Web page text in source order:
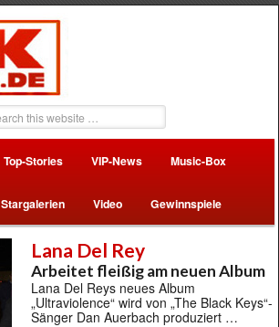
Top-Stories VIP-News Music-Box
Stargalerien Video Gewinnspiele
Lana Del Rey
Arbeitet fleißig am neuen Album
Lana Del Reys neues Album
„Ultraviolence“ wird von „The Black Keys“-
Sänger Dan Auerbach produziert …